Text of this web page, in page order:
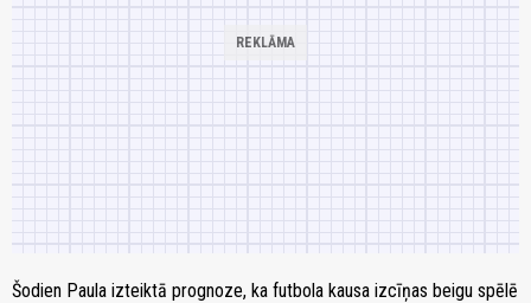
Šodien Paula izteiktā prognoze, ka futbola kausa izcīņas beigu spēlē